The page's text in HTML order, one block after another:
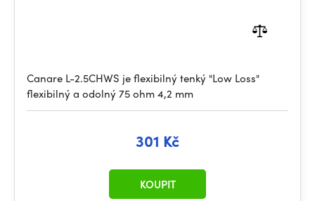
Canare L-2.5CHWS je flexibilný tenký "Low Loss"
flexibilný a odolný 75 ohm 4,2 mm
301 Kč
KOUPIT